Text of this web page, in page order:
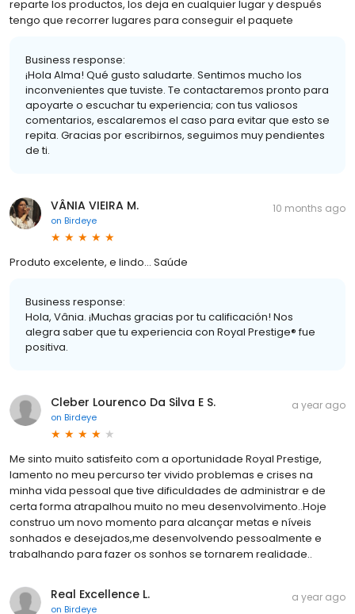
reparte los productos, los deja en cualquier lugar y después
tengo que recorrer lugares para conseguir el paquete
Business response:
¡Hola Alma! Qué gusto saludarte. Sentimos mucho los
inconvenientes que tuviste. Te contactaremos pronto para
apoyarte o escuchar tu experiencia; con tus valiosos
comentarios, escalaremos el caso para evitar que esto se
repita. Gracias por escribirnos, seguimos muy pendientes
de ti.
VÂNIA VIEIRA M.
on Birdeye
10 months ago
Produto excelente, e lindo... Saúde
Business response:
Hola, Vânia. ¡Muchas gracias por tu calificación! Nos
alegra saber que tu experiencia con Royal Prestige® fue
positiva.
Cleber Lourenco Da Silva E S.
on Birdeye
a year ago
Me sinto muito satisfeito com a oportunidade Royal Prestige,
lamento no meu percurso ter vivido problemas e crises na
minha vida pessoal que tive dificuldades de administrar e de
certa forma atrapalhou muito no meu desenvolvimento..Hoje
construo um novo momento para alcançar metas e níveis
sonhados e desejados,me desenvolvendo pessoalmente e
trabalhando para fazer os sonhos se tornarem realidade..
Real Excellence L.
on Birdeye
a year ago